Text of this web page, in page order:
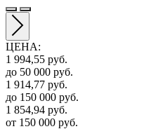
ЦЕНА:
1 994,55 руб.
до 50 000 руб.
1 914,77 руб.
до 150 000 руб.
1 854,94 руб.
от 150 000 руб.